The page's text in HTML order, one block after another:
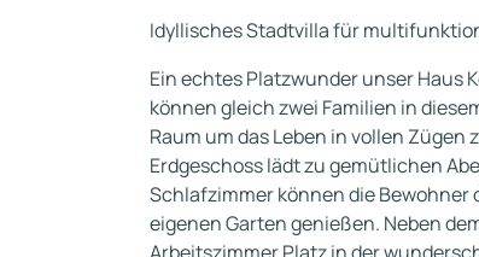
Idyllisches Stadtvilla für
Ein echtes Platzwunder unser Haus
können gleich zwei Familien in
Raum um das Leben in vollen
Erdgeschoss lädt zu gemütlichen
Schlafzimmer können die Bewohner
eigenen Garten genießen. Neben